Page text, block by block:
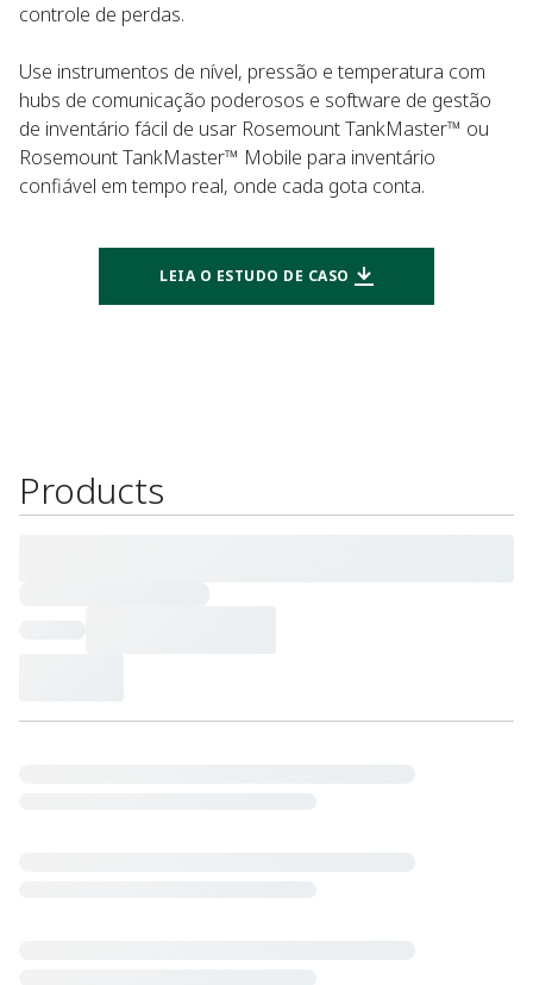
controle de perdas. ​
Use instrumentos de nível, pressão e temperatura com
hubs de comunicação poderosos e software de gestão
de inventário fácil de usar Rosemount TankMaster™ ou
Rosemount TankMaster™ Mobile para inventário
confiável em tempo real, onde cada gota conta.
LEIA O ESTUDO DE CASO
Products